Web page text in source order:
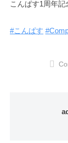
こんぱす1周年記
#こんぱす